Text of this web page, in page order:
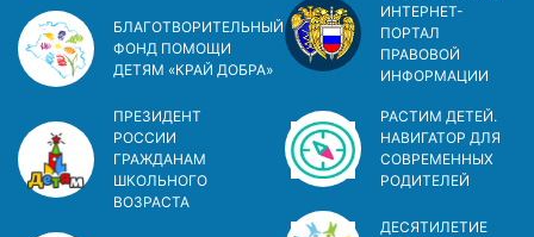
БЛАГОТВОРИТЕЛЬНЫЙ
ФОНД ПОМОЩИ
ДЕТЯМ «КРАЙ ДОБРА»
ПРЕЗИДЕНТ
РОССИИ
ГРАЖДАНАМ
ШКОЛЬНОГО
ВОЗРАСТА
ИНТЕРНЕТ-
ПОРТАЛ
ПРАВОВОЙ
ИНФОРМАЦИИ
РАСТИМ ДЕТЕЙ.
НАВИГАТОР ДЛЯ
СОВРЕМЕННЫХ
РОДИТЕЛЕЙ
ДЕСЯТИЛЕТИЕ